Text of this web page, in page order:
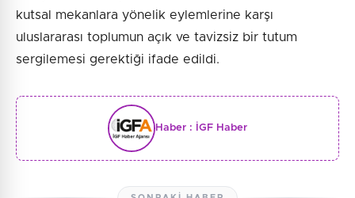
kutsal mekanlara yönelik eylemlerine karşı
uluslararası toplumun açık ve tavizsiz bir tutum
sergilemesi gerektiği ifade edildi.
Haber : İGF Haber